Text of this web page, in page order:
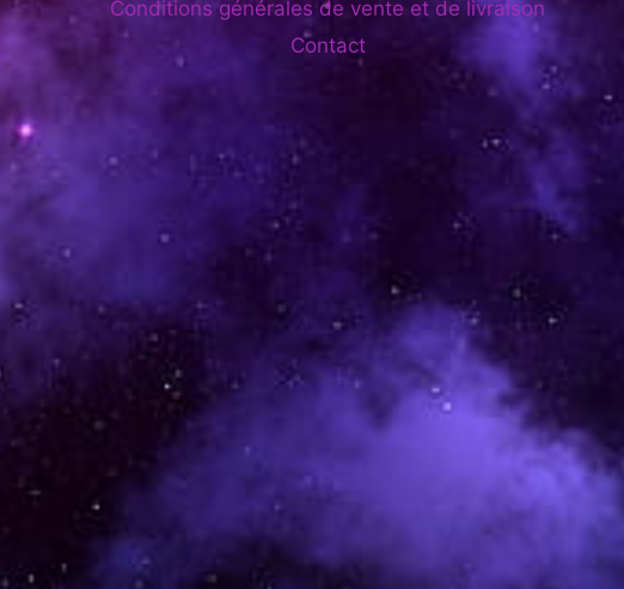
Conditions générales de vente et de livraison
Contact